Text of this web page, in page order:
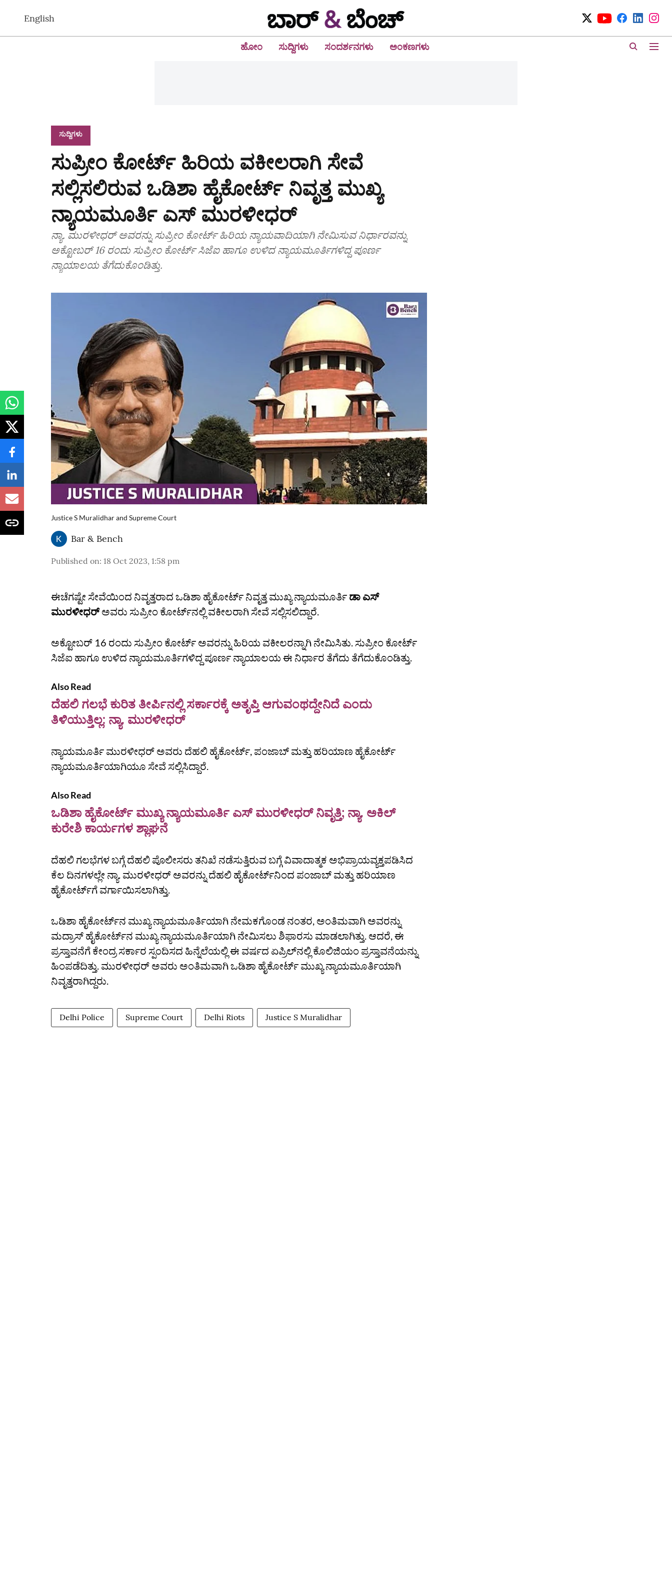
English
ಹೋಂ ಸುದ್ದಿಗಳು ಸಂದರ್ಶನಗಳು ಅಂಕಣಗಳು
ಸುದ್ದಿಗಳು
ಸುಪ್ರೀಂ ಕೋರ್ಟ್ ಹಿರಿಯ ವಕೀಲರಾಗಿ ಸೇವೆ
ಸಲ್ಲಿಸಲಿರುವ ಒಡಿಶಾ ಹೈಕೋರ್ಟ್ ನಿವೃತ್ತ ಮುಖ್ಯ
ನ್ಯಾಯಮೂರ್ತಿ ಎಸ್ ಮುರಳೀಧರ್
ನ್ಯಾ. ಮುರಳೀಧರ್ ಅವರನ್ನು ಸುಪ್ರೀಂ ಕೋರ್ಟ್ ಹಿರಿಯ ನ್ಯಾಯವಾದಿಯಾಗಿ ನೇಮಿಸುವ ನಿರ್ಧಾರವನ್ನು
ಅಕ್ಟೋಬರ್ 16 ರಂದು ಸುಪ್ರೀಂ ಕೋರ್ಟ್ ಸಿಜೆಐ ಹಾಗೂ ಉಳಿದ ನ್ಯಾಯಮೂರ್ತಿಗಳಿದ್ದ ಪೂರ್ಣ
ನ್ಯಾಯಾಲಯ ತೆಗೆದುಕೊಂಡಿತ್ತು.
Justice S Muralidhar and Supreme Court
Bar & Bench
Published on: 18 Oct 2023, 1:58 pm
ಈಚೆಗಷ್ಟೇ ಸೇವೆಯಿಂದ ನಿವೃತ್ತರಾದ ಒಡಿಶಾ ಹೈಕೋರ್ಟ್‌ ನಿವೃತ್ತ ಮುಖ್ಯ ನ್ಯಾಯಮೂರ್ತಿ ಡಾ ಎಸ್‌
ಮುರಳೀಧರ್‌ಅವರು ಸುಪ್ರೀಂ ಕೋರ್ಟ್‌ನಲ್ಲಿ ವಕೀಲರಾಗಿ ಸೇವೆ ಸಲ್ಲಿಸಲಿದ್ದಾರೆ.
ಅಕ್ಟೋಬರ್ 16 ರಂದು ಸುಪ್ರೀಂ ಕೋರ್ಟ್ ಅವರನ್ನು ಹಿರಿಯ ವಕೀಲರನ್ನಾಗಿ ನೇಮಿಸಿತು. ಸುಪ್ರೀಂ ಕೋರ್ಟ್‌
ಸಿಜೆಐ ಹಾಗೂ ಉಳಿದ ನ್ಯಾಯಮೂರ್ತಿಗಳಿದ್ದ ಪೂರ್ಣ ನ್ಯಾಯಾಲಯ ಈ ನಿರ್ಧಾರ ತೆಗೆದು ತೆಗೆದುಕೊಂಡಿತ್ತು.
Also Read
ದೆಹಲಿ ಗಲಭೆ ಕುರಿತ ತೀರ್ಪಿನಲ್ಲಿ ಸರ್ಕಾರಕ್ಕೆ ಅತೃಪ್ತಿ ಆಗುವಂಥದ್ದೇನಿದೆ ಎಂದು
ತಿಳಿಯುತ್ತಿಲ್ಲ: ನ್ಯಾ. ಮುರಳೀಧರ್
ನ್ಯಾಯಮೂರ್ತಿ ಮುರಳೀಧರ್ ಅವರು ದೆಹಲಿ ಹೈಕೋರ್ಟ್, ಪಂಜಾಬ್ ಮತ್ತು ಹರಿಯಾಣ ಹೈಕೋರ್ಟ್‌
ನ್ಯಾಯಮೂರ್ತಿಯಾಗಿಯೂ ಸೇವೆ ಸಲ್ಲಿಸಿದ್ದಾರೆ.
Also Read
ಒಡಿಶಾ ಹೈಕೋರ್ಟ್ ಮುಖ್ಯ ನ್ಯಾಯಮೂರ್ತಿ ಎಸ್ ಮುರಳೀಧರ್ ನಿವೃತ್ತಿ; ನ್ಯಾ. ಅಕಿಲ್
ಕುರೇಶಿ ಕಾರ್ಯಗಳ ಶ್ಲಾಘನೆ
ದೆಹಲಿ ಗಲಭೆಗಳ ಬಗ್ಗೆ ದೆಹಲಿ ಪೊಲೀಸರು ತನಿಖೆ ನಡೆಸುತ್ತಿರುವ ಬಗ್ಗೆ ವಿವಾದಾತ್ಮಕ ಅಭಿಪ್ರಾಯವ್ಯಕ್ತಪಡಿಸಿದ
ಕೆಲ ದಿನಗಳಲ್ಲೇ ನ್ಯಾ. ಮುರಳೀಧರ್‌ ಅವರನ್ನು ದೆಹಲಿ ಹೈಕೋರ್ಟ್‌ನಿಂದ ಪಂಜಾಬ್ ಮತ್ತು ಹರಿಯಾಣ
ಹೈಕೋರ್ಟ್‌ಗೆ ವರ್ಗಾಯಿಸಲಾಗಿತ್ತು.
ಒಡಿಶಾ ಹೈಕೋರ್ಟ್‌ನ ಮುಖ್ಯ ನ್ಯಾಯಮೂರ್ತಿಯಾಗಿ ನೇಮಕಗೊಂಡ ನಂತರ, ಅಂತಿಮವಾಗಿ ಅವರನ್ನು
ಮದ್ರಾಸ್ ಹೈಕೋರ್ಟ್‌ನ ಮುಖ್ಯ ನ್ಯಾಯಮೂರ್ತಿಯಾಗಿ ನೇಮಿಸಲು ಶಿಫಾರಸು ಮಾಡಲಾಗಿತ್ತು. ಆದರೆ, ಈ
ಪ್ರಸ್ತಾವನೆಗೆ ಕೇಂದ್ರ ಸರ್ಕಾರ ಸ್ಪಂದಿಸದ ಹಿನ್ನೆಲೆಯಲ್ಲಿ ಈ ವರ್ಷದ ಏಪ್ರಿಲ್‌ನಲ್ಲಿ ಕೊಲಿಜಿಯಂ ಪ್ರಸ್ತಾವನೆಯನ್ನು
ಹಿಂಪಡೆದಿತ್ತು. ಮುರಳೀಧರ್‌ ಅವರು ಅಂತಿಮವಾಗಿ ಒಡಿಶಾ ಹೈಕೋರ್ಟ್‌ ಮುಖ್ಯ ನ್ಯಾಯಮೂರ್ತಿಯಾಗಿ
ನಿವೃತ್ತರಾಗಿದ್ದರು.
Delhi Police Supreme Court Delhi Riots Justice S Muralidhar